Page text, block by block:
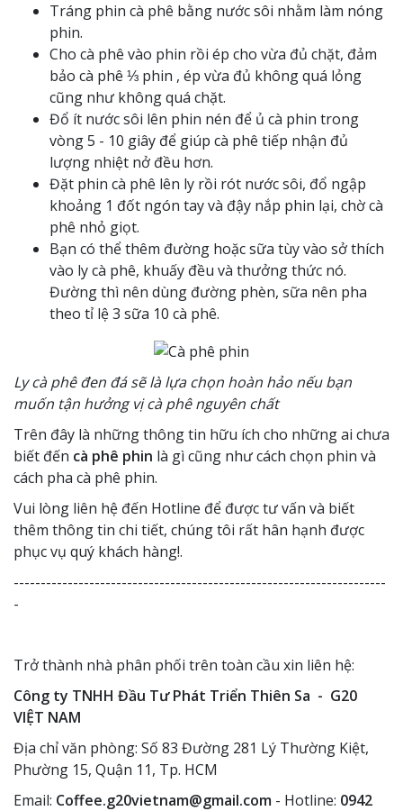
Tráng phin cà phê bằng nước sôi nhằm làm nóng
phin.
Cho cà phê vào phin rồi ép cho vừa đủ chặt, đảm
bảo cà phê ⅓ phin , ép vừa đủ không quá lỏng
cũng như không quá chặt.
Đổ ít nước sôi lên phin nén để ủ cà phin trong
vòng 5 - 10 giây để giúp cà phê tiếp nhận đủ
lượng nhiệt nở đều hơn.
Đặt phin cà phê lên ly rồi rót nước sôi, đổ ngập
khoảng 1 đốt ngón tay và đậy nắp phin lại, chờ cà
phê nhỏ giọt.
Bạn có thể thêm đường hoặc sữa tùy vào sở thích
vào ly cà phê, khuấy đều và thưởng thức nó.
Đường thì nên dùng đường phèn, sữa nên pha
theo tỉ lệ 3 sữa 10 cà phê.
Ly cà phê đen đá sẽ là lựa chọn hoàn hảo nếu bạn
muốn tận hưởng vị cà phê nguyên chất
Trên đây là những thông tin hữu ích cho những ai chưa
biết đến cà phê phin là gì cũng như cách chọn phin và
cách pha cà phê phin.
Vui lòng liên hệ đến Hotline để được tư vấn và biết
thêm thông tin chi tiết, chúng tôi rất hân hạnh được
phục vụ quý khách hàng!.
---------------------------------------------------------------------
-
Trở thành nhà phân phối trên toàn cầu xin liên hệ:
Công ty TNHH Đầu Tư Phát Triển Thiên Sa - G20
VIỆT NAM
Địa chỉ văn phòng: Số 83 Đường 281 Lý Thường Kiệt,
Phường 15, Quận 11, Tp. HCM
Email: Coffee.g20vietnam@gmail.com - Hotline: 0942